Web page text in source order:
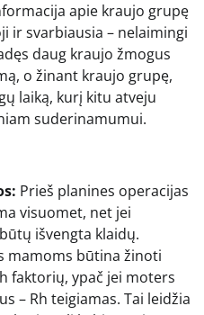
apie kraujo grupę
ir svarbiausia – nelaimingi
daug kraujo žmogus
o žinant kraujo grupę,
laiką, kurį kitu atveju
suderinamumui.
Prieš planines operacijas
visuomet, net jei
išvengta klaidų.
mamoms būtina žinoti
faktorių, ypač jei moters
– Rh teigiamas. Tai leidžia